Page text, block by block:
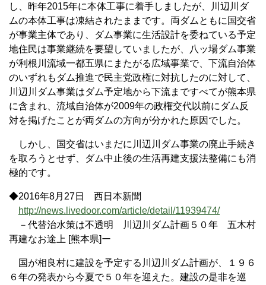
し、昨年2015年に本体工事に着手しましたが、川辺川ダ
ムの本体工事は凍結されたままです。両ダムともに国交省
が事業主体であり、ダム事業に生活設計を委ねている予定
地住民は事業継続を要望していましたが、八ッ場ダム事業
が利根川流域一都五県にまたがる広域事業で、下流自治体
のいずれもダム推進で民主党政権に対抗したのに対して、
川辺川ダム事業はダム予定地から下流まですべてが熊本県
に含まれ、流域自治体が2009年の政権交代以前にダム反
対を掲げたことが両ダムの方向が分かれた原因でした。
しかし、国交省はいまだに川辺川ダム事業の廃止手続き
を取ろうとせず、ダム中止後の生活再建支援法整備にも消
極的です。
◆2016年8月27日 西日本新聞
http://news.livedoor.com/article/detail/11939474/
－代替治水策は不透明 川辺川ダム計画５０年 五木村
再建なお途上 [熊本県]ー
国が相良村に建設を予定する川辺川ダム計画が、１９６
６年の発表から今夏で５０年を迎えた。建設の是非を巡